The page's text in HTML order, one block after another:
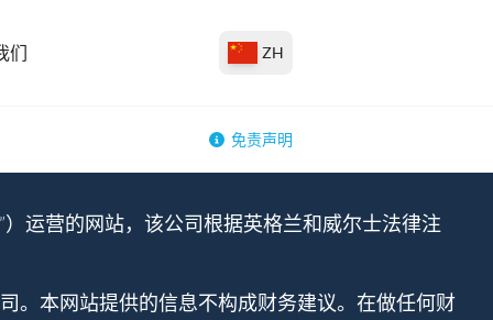
们 ZH
免责声明
）运营的网站，该公司根据英格兰和威尔士法律注
。本网站提供的信息不构成财务建议。在做任何财